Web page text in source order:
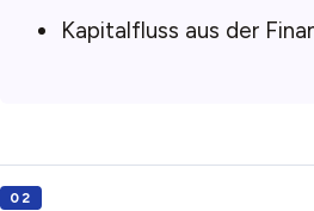
Kapitalfluss aus der